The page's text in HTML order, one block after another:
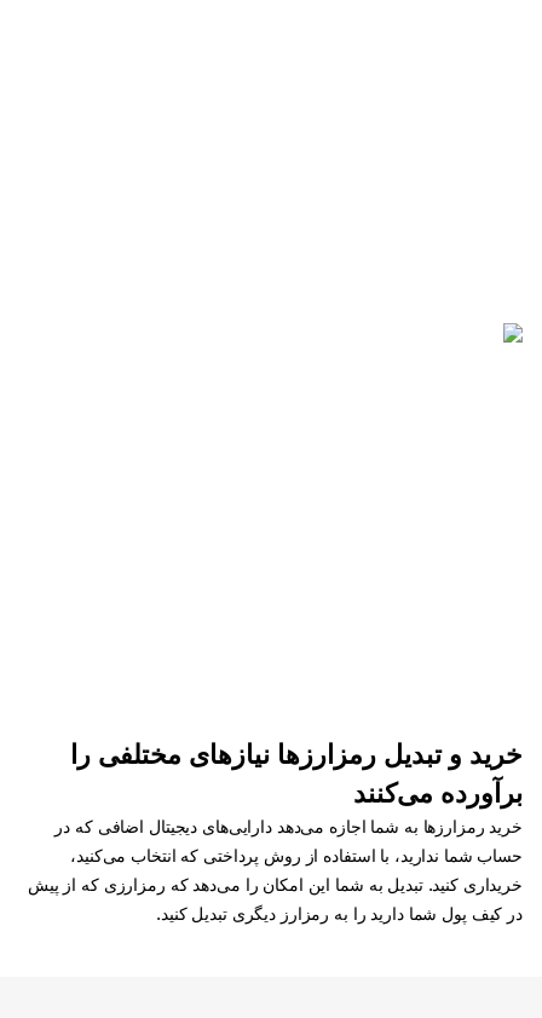
خرید و تبدیل رمزارزها نیازهای مختلفی را
برآورده می‌کنند
خرید رمزارزها به شما اجازه می‌دهد دارایی‌های دیجیتال اضافی که در
حساب شما ندارید، با استفاده از روش پرداختی که انتخاب می‌کنید،
خریداری کنید. تبدیل به شما این امکان را می‌دهد که رمزارزی که از پیش
در کیف پول شما دارید را به رمزارز دیگری تبدیل کنید.